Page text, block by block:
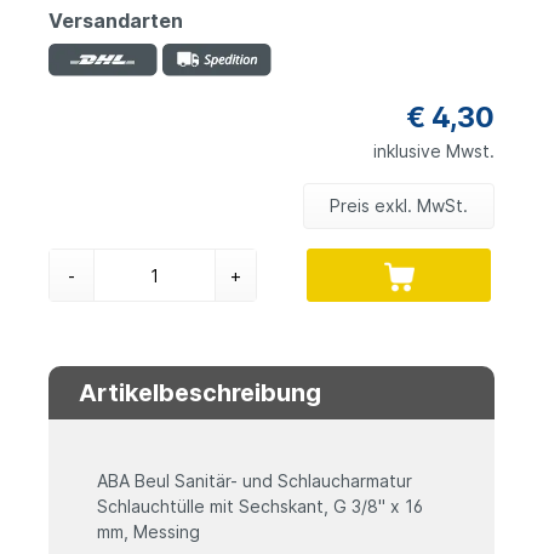
Versandarten
€ 4,30
inklusive Mwst.
Preis exkl. MwSt.
- +
Artikelbeschreibung
ABA Beul Sanitär- und Schlaucharmatur
Schlauchtülle mit Sechskant, G 3/8" x 16
mm, Messing